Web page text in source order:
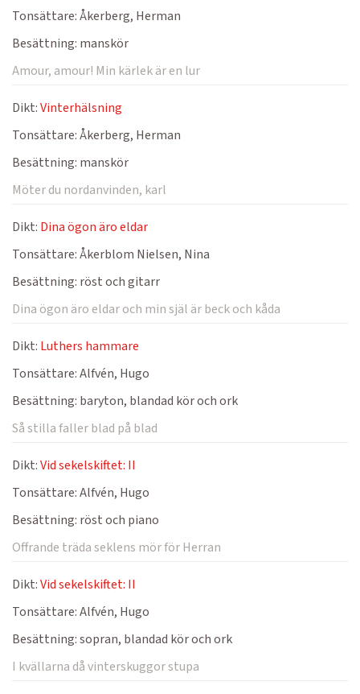
Tonsättare:Åkerberg, Herman
Besättning: manskör
Amour, amour! Min kärlek är en lur
Dikt:Vinterhälsning
Tonsättare:Åkerberg, Herman
Besättning: manskör
Möter du nordanvinden, karl
Dikt: Dina ögon äro eldar
Tonsättare:Åkerblom Nielsen, Nina
Besättning: röst och gitarr
Dina ögon äro eldar och min själ är beck och kåda
Dikt: Luthers hammare
Tonsättare:Alfvén, Hugo
Besättning: baryton, blandad kör och ork
Så stilla faller blad på blad
Dikt:Vid sekelskiftet: II
Tonsättare:Alfvén, Hugo
Besättning: röst och piano
Offrande träda seklens mör för Herran
Dikt:Vid sekelskiftet: II
Tonsättare:Alfvén, Hugo
Besättning:sopran, blandad kör och ork
I kvällarna då vinterskuggor stupa